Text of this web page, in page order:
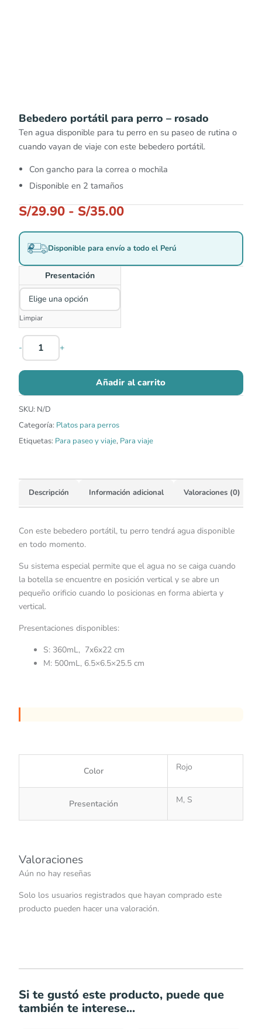
Bebedero portátil para perro – rosado
Ten agua disponible para tu perro en su paseo de rutina o
cuando vayan de viaje con este bebedero portátil.
Con gancho para la correa o mochila
Disponible en 2 tamaños
S/29.90 - S/35.00
Disponible para envío a todo el Perú
Presentación
Limpiar
- +
Añadir al carrito
SKU: N/D
Categoría: Platos para perros
Etiquetas: Para paseo y viaje, Para viaje
Descripción Información adicional Valoraciones (0)
Con este bebedero portátil, tu perro tendrá agua disponible
en todo momento.
Su sistema especial permite que el agua no se caiga cuando
la botella se encuentre en posición vertical y se abre un
pequeño orificio cuando lo posicionas en forma abierta y
vertical.
Presentaciones disponibles:
S: 360mL, 7x6x22 cm
M: 500mL, 6.5×6.5×25.5 cm
Color Rojo
Presentación M, S
Valoraciones
Aún no hay reseñas
Solo los usuarios registrados que hayan comprado este
producto pueden hacer una valoración.
Si te gustó este producto, puede que
también te interese...